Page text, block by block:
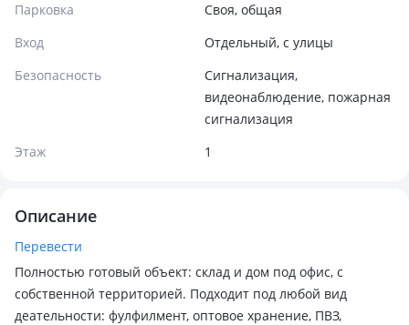
Парковка
Своя, общая
Вход
Отдельный, с улицы
Безопасность
Сигнализация,
видеонаблюдение, пожарная
сигнализация
Этаж
1
Описание
Перевести
Полностью готовый объект: склад и дом под офис, с
собственной территорией. Подходит под любой вид
деательности: фулфилмент, оптовое хранение, ПВЗ,